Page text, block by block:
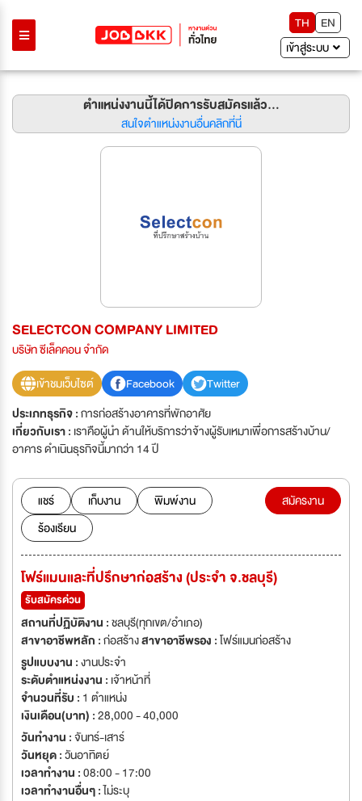
TH
EN
เข้าสู่ระบบ
ตำแหน่งงานนี้ได้ปิดการรับสมัครแล้ว...
สนใจตำแหน่งงานอื่นคลิกที่นี่
SELECTCON COMPANY LIMITED
บริษัท ซีเล็คคอน จํากัด
เข้าชมเว็บไซต์
Facebook
Twitter
ประเภทธุรกิจ :การก่อสร้างอาคารที่พักอาศัย
เกี่ยวกับเรา : เราคือผู้นำ ด้านให้บริการว่าจ้างผู้รับเหมาเพื่อการสร้างบ้าน/
อาคาร ดำเนินธุรกิจนี้มากว่า 14 ปี
แชร์ เก็บงาน
พิมพ์งาน
ร้องเรียน
สมัครงาน
โฟร์แมนและที่ปรึกษาก่อสร้าง (ประจำ จ.ชลบุรี)
รับสมัครด่วน
สถานที่ปฏิบัติงาน :ชลบุรี(ทุกเขต/อำเภอ)
สาขาอาชีพหลัก :ก่อสร้างสาขาอาชีพรอง :โฟร์แมนก่อสร้าง
รูปแบบงาน :งานประจำ
ระดับตำแหน่งงาน : เจ้าหน้าที่
จำนวนที่รับ : 1 ตำแหน่ง
เงินเดือน(บาท) :28,000 - 40,000
วันทำงาน :จันทร์-เสาร์
วันหยุด :วันอาทิตย์
เวลาทำงาน :08:00 - 17:00
เวลาทำงานอื่นๆ :ไม่ระบุ